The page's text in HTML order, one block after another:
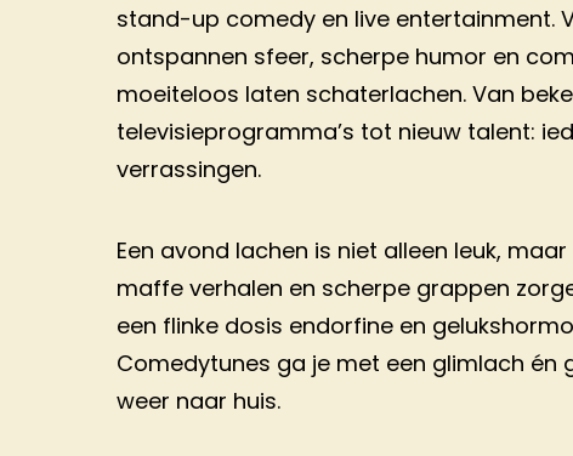
stand-up comedy en live entertainment.
ontspannen sfeer, scherpe humor en
moeiteloos laten schaterlachen. Van
televisieprogramma’s tot nieuw talent:
verrassingen.
Een avond lachen is niet alleen leuk,
maffe verhalen en scherpe grappen
een flinke dosis endorfine en
Comedytunes ga je met een glimlach én
weer naar huis.